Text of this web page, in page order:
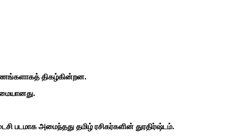
திகழ்கின்றன.
படமாக அமைந்தது தமிழ் ரசிகர்களின் துரதிர்ஷ்டம்.